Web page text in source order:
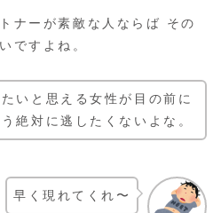
ナーが素敵な人ならば その
ですよね。
いと思える女性が目の前に
絶対に逃したくないよな。
早く現れてくれ〜